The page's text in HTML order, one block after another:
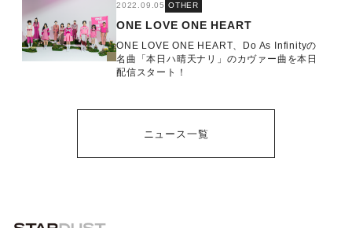
2022.09.05 OTHER
ONE LOVE ONE HEART
ONE LOVE ONE HEART、Do As Infinityの
名曲「本日ハ晴天ナリ」のカヴァー曲を本日
配信スタート！
ニュース一覧